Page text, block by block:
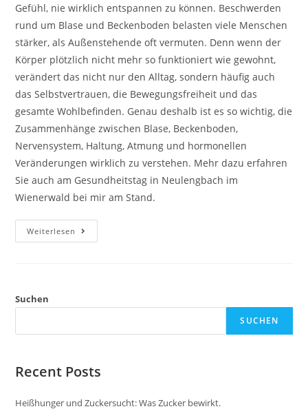
Gefühl, nie wirklich entspannen zu können. Beschwerden
rund um Blase und Beckenboden belasten viele Menschen
stärker, als Außenstehende oft vermuten. Denn wenn der
Körper plötzlich nicht mehr so funktioniert wie gewohnt,
verändert das nicht nur den Alltag, sondern häufig auch
das Selbstvertrauen, die Bewegungsfreiheit und das
gesamte Wohlbefinden. Genau deshalb ist es so wichtig, die
Zusammenhänge zwischen Blase, Beckenboden,
Nervensystem, Haltung, Atmung und hormonellen
Veränderungen wirklich zu verstehen. Mehr dazu erfahren
Sie auch am Gesundheitstag in Neulengbach im
Wienerwald bei mir am Stand.
Weiterlesen Blase
Und
Suchen
SUCHEN
Recent Posts
Heißhunger und Zuckersucht: Was Zucker bewirkt.